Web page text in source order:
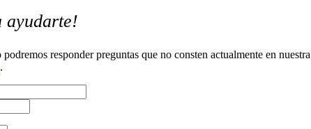
ayudarte!
responder preguntas que no consten actualmente en nuestra
.